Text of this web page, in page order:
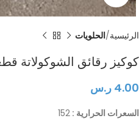
الرئيسية الحلويات
كوكيز رقائق الشوكولاتة
4.00 ر.س
السعرات الحرارية : 152